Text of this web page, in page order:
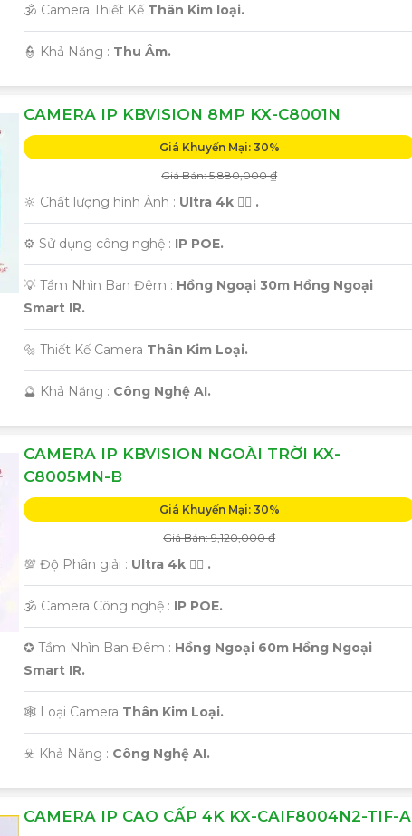
🕉️ Camera Thiết Kế Thân Kim loại.
️👮 Khả Năng : Thu Âm.
CAMERA IP KBVISION 8MP KX-C8001N
Giá Khuyến Mại: 30%
Giá Bán: 5,880,000 ₫
🔆 Chất lượng hình Ảnh : Ultra 4k 👍🏾 .
⚙ Sử dụng công nghệ : IP POE.
💡 Tầm Nhìn Ban Đêm : Hồng Ngoại 30m Hồng Ngoại
Smart IR.
🔩 Thiết Kế Camera Thân Kim Loại.
️🔮 Khả Năng : Công Nghệ AI.
CAMERA IP KBVISION NGOÀI TRỜI KX-
C8005MN-B
Giá Khuyến Mại: 30%
Giá Bán: 9,120,000 ₫
💯 Độ Phân giải : Ultra 4k 👍🏾 .
🕉️ Camera Công nghệ : IP POE.
✪ Tầm Nhìn Ban Đêm : Hồng Ngoại 60m Hồng Ngoại
Smart IR.
🕸️ Loại Camera Thân Kim Loại.
️☣️ Khả Năng : Công Nghệ AI.
CAMERA IP CAO CẤP 4K KX-CAIF8004N2-TIF-A